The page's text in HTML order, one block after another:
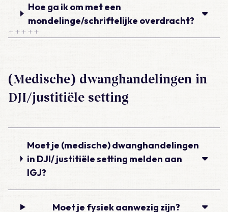
Hoe ga ik om met een
mondelinge/schriftelijke overdracht?
(Medische) dwanghandelingen in
DJI/justitiële setting
Moet je (medische) dwanghandelingen
in DJI/ justitiële setting melden aan
IGJ?
Moet je fysiek aanwezig zijn?